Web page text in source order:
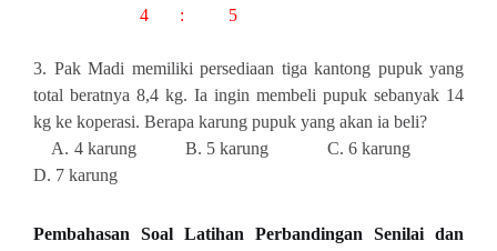
4 : 5
3. Pak Madi memiliki persediaan tiga kantong pupuk yang
total beratnya 8,4 kg. Ia ingin membeli pupuk sebanyak 14
kg ke koperasi. Berapa karung pupuk yang akan ia beli?
A. 4 karung B. 5 karung C. 6 karung
D. 7 karung
Pembahasan Soal Latihan Perbandingan Senilai dan